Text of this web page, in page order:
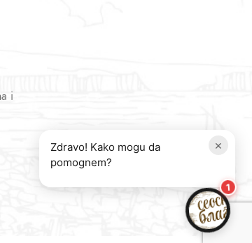
i
×
Zdravo! Kako mogu da
pomognem?
1